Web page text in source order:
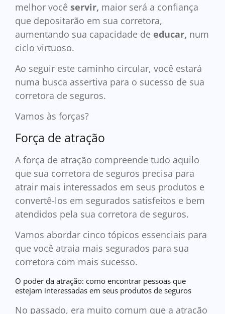
melhor você servir, maior será a confiança
que depositarão em sua corretora,
aumentando sua capacidade de educar, num
ciclo virtuoso.
Ao seguir este caminho circular, você estará
numa busca assertiva para o sucesso de sua
corretora de seguros.
Vamos às forças?
Força de atração
A força de atração compreende tudo aquilo
que sua corretora de seguros precisa para
atrair mais interessados em seus produtos e
convertê-los em segurados satisfeitos e bem
atendidos pela sua corretora de seguros.
Vamos abordar cinco tópicos essenciais para
que você atraia mais segurados para sua
corretora com mais sucesso.
O poder da atração: como encontrar pessoas que
estejam interessadas em seus produtos de seguros
No passado, era muito comum que a atração